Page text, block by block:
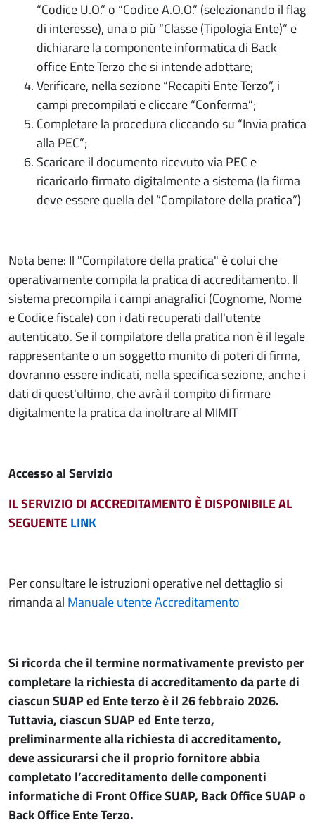
“Codice U.O.” o “Codice A.O.O.” (selezionando il flag
di interesse), una o più “Classe (Tipologia Ente)” e
dichiarare la componente informatica di Back
office Ente Terzo che si intende adottare;
Verificare, nella sezione “Recapiti Ente Terzo”, i
campi precompilati e cliccare “Conferma”;
Completare la procedura cliccando su “Invia pratica
alla PEC”;
Scaricare il documento ricevuto via PEC e
ricaricarlo firmato digitalmente a sistema (la firma
deve essere quella del “Compilatore della pratica”)
Nota bene: Il "Compilatore della pratica" è colui che
operativamente compila la pratica di accreditamento. Il
sistema precompila i campi anagrafici (Cognome, Nome
e Codice fiscale) con i dati recuperati dall'utente
autenticato. Se il compilatore della pratica non è il legale
rappresentante o un soggetto munito di poteri di firma,
dovranno essere indicati, nella specifica sezione, anche i
dati di quest'ultimo, che avrà il compito di firmare
digitalmente la pratica da inoltrare al MIMIT
Accesso al Servizio
IL SERVIZIO DI ACCREDITAMENTO È DISPONIBILE AL
SEGUENTELINK
Per consultare le istruzioni operative nel dettaglio si
rimanda al Manuale utente Accreditamento
Si ricorda che il termine normativamente previsto per
completare la richiesta di accreditamento da parte di
ciascun SUAP ed Ente terzo è il 26 febbraio 2026.
Tuttavia, ciascun SUAP ed Ente terzo,
preliminarmente alla richiesta di accreditamento,
deve assicurarsi che il proprio fornitore abbia
completato l’accreditamento delle componenti
informatiche di Front Office SUAP, Back Office SUAP o
Back Office Ente Terzo.